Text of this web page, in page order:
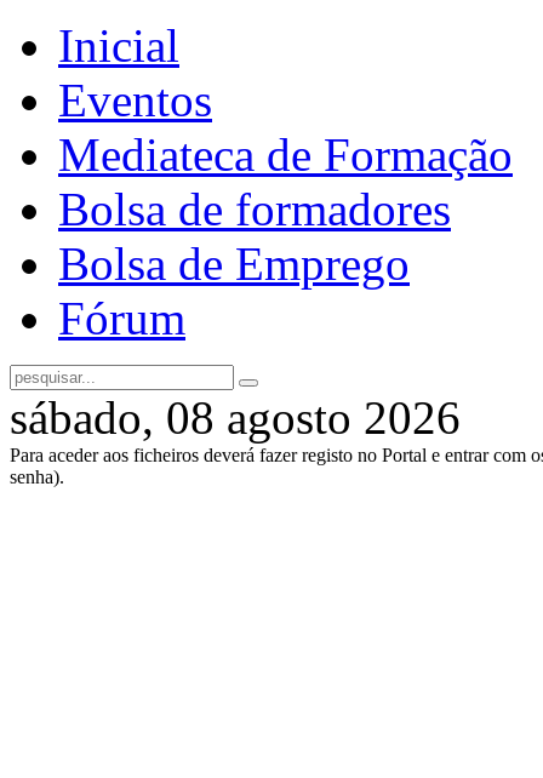
Inicial
Eventos
Mediateca de Formação
Bolsa de formadores
Bolsa de Emprego
Fórum
sábado, 08 agosto 2026
Para aceder aos ficheiros deverá fazer registo no Portal e entrar com
senha).